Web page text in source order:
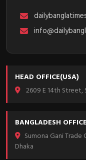
HEAD OFFICE(USA)
2609 E 14th Street,
BANGLADESH OFFICE
Sumona Gani
Dhaka